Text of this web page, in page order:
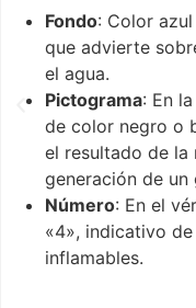
Fondo: Color
que advierte
el agua.
Pictograma: En
de color negro o
el resultado de la
generación de
Número: En el
«4», indicativo
inflamables.